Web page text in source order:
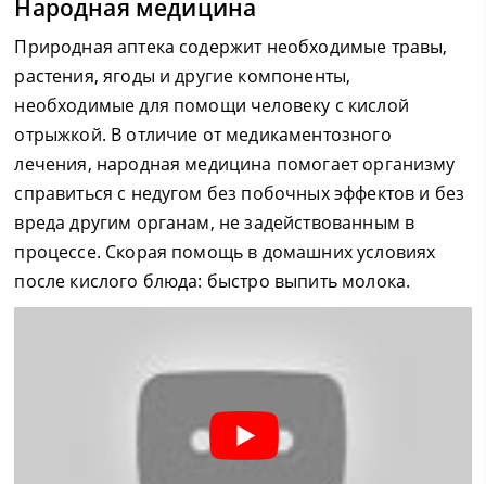
Народная медицина
Природная аптека содержит необходимые травы,
растения, ягоды и другие компоненты,
необходимые для помощи человеку с кислой
отрыжкой. В отличие от медикаментозного
лечения, народная медицина помогает организму
справиться с недугом без побочных эффектов и без
вреда другим органам, не задействованным в
процессе. Скорая помощь в домашних условиях
после кислого блюда: быстро выпить молока.